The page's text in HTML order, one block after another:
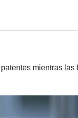
mientras las